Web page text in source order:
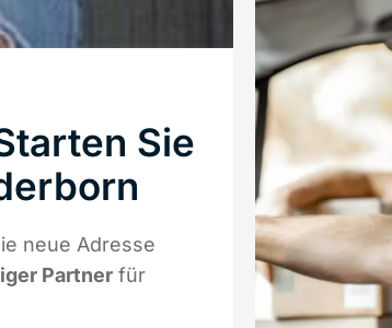
Sie
neue Adresse
Partner für